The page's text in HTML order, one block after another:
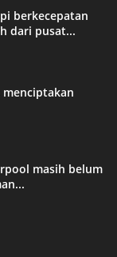
berkecepatan
dari pusat...
masih belum